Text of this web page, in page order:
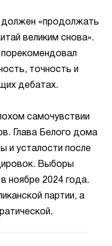
должен «продолжать
великим снова».
точность и
дебатах.
самочувствии
Глава Белого дома
и усталости после
Выборы
ноябре 2024 года.
партии, а